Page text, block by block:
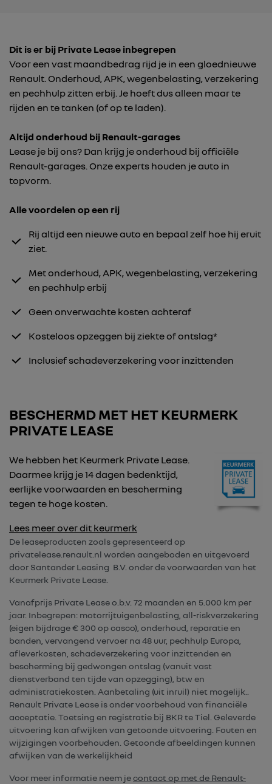
Dit is er bij Private Lease inbegrepen
Voor een vast maandbedrag rijd je in een gloednieuwe
Renault. Onderhoud, APK, wegenbelasting, verzekering
en pechhulp zitten erbij. Je hoeft dus alleen maar te
rijden en te tanken (of op te laden).
Altijd onderhoud bij Renault-garages
Lease je bij ons? Dan krijg je onderhoud bij officiële
Renault-garages. Onze experts houden je auto in
topvorm.
Alle voordelen op een rij
Rij altijd een nieuwe auto en bepaal zelf hoe hij eruit
ziet.
Met onderhoud, APK, wegenbelasting, verzekering
en pechhulp erbij
Geen onverwachte kosten achteraf
Kosteloos opzeggen bij ziekte of ontslag*
Inclusief schadeverzekering voor inzittenden
BESCHERMD MET HET KEURMERK
PRIVATE LEASE
We hebben het Keurmerk Private Lease.
Daarmee krijg je 14 dagen bedenktijd,
eerlijke voorwaarden en bescherming
tegen te hoge kosten.
Lees meer over dit keurmerk
De leaseproducten zoals gepresenteerd op
privatelease.renault.nl worden aangeboden en uitgevoerd
door Santander Leasing B.V. onder de voorwaarden van het
Keurmerk Private Lease.
Vanafprijs Private Lease o.b.v. 72 maanden en 5.000 km per
jaar. Inbegrepen: motorrijtuigenbelasting, all-riskverzekering
(eigen bijdrage € 300 op casco), onderhoud, reparatie en
banden, vervangend vervoer na 48 uur, pechhulp Europa,
afleverkosten, schadeverzekering voor inzittenden en
bescherming bij gedwongen ontslag (vanuit vast
dienstverband ten tijde van opzegging), btw en
administratiekosten. Aanbetaling (uit inruil) niet mogelijk..
Renault Private Lease is onder voorbehoud van financiële
acceptatie. Toetsing en registratie bij BKR te Tiel. Geleverde
uitvoering kan afwijken van getoonde uitvoering. Fouten en
wijzigingen voorbehouden. Getoonde afbeeldingen kunnen
afwijken van de werkelijkheid
Voor meer informatie neem jecontact op met de Renault-